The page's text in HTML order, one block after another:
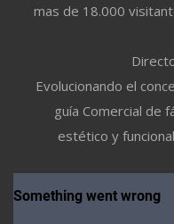
mas de 18.000
Evolucionando el
guía Comercial de
estético y